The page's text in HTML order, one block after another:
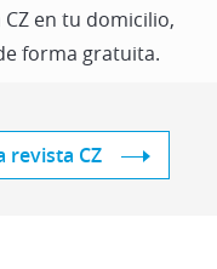
en tu domicilio,
forma gratuita.
revista CZ